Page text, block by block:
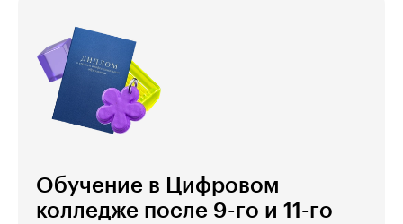
Обучение в Цифровом
колледже после 9-го и 11-го